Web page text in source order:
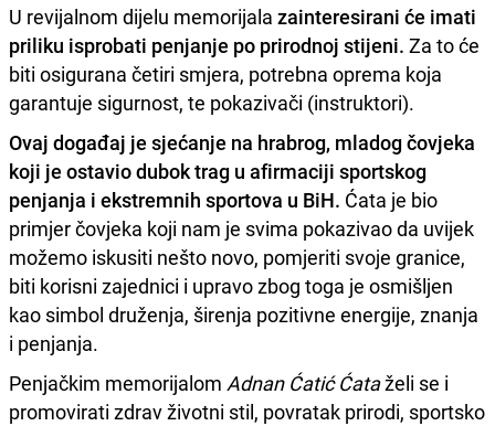
U revijalnom dijelu memorijala zainteresirani će imati
priliku isprobati penjanje po prirodnoj stijeni. Za to će
biti osigurana četiri smjera, potrebna oprema koja
garantuje sigurnost, te pokazivači (instruktori).
Ovaj događaj je sjećanje na hrabrog, mladog čovjeka
koji je ostavio dubok trag u afirmaciji sportskog
penjanja i ekstremnih sportova u BiH. Ćata je bio
primjer čovjeka koji nam je svima pokazivao da uvijek
možemo iskusiti nešto novo, pomjeriti svoje granice,
biti korisni zajednici i upravo zbog toga je osmišljen
kao simbol druženja, širenja pozitivne energije, znanja
i penjanja.
Penjačkim memorijalom Adnan Ćatić Ćataželi se i
promovirati zdrav životni stil, povratak prirodi, sportsko